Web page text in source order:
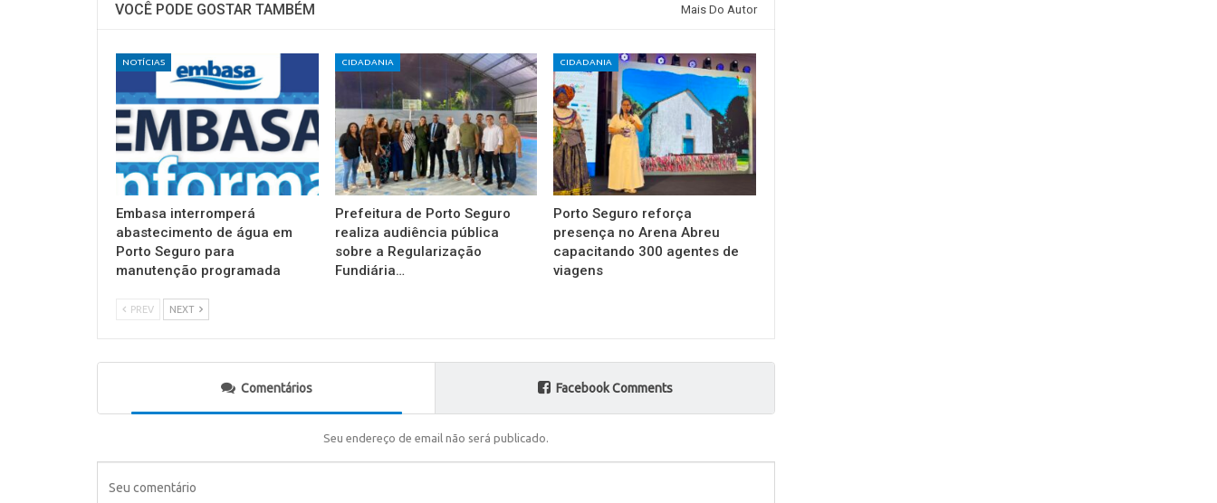
VOCÊ PODE GOSTAR TAMBÉM Mais Do Autor
NOTÍCIAS
Embasa interromperá
abastecimento de água em
Porto Seguro para
manutenção programada
CIDADANIA
Prefeitura de Porto Seguro
realiza audiência pública
sobre a Regularização
Fundiária…
CIDADANIA
Porto Seguro reforça
presença no Arena Abreu
capacitando 300 agentes de
viagens
PREV NEXT
Comentários Facebook Comments
Seu endereço de email não será publicado.